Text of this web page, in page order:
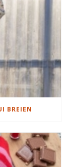
BREIEN